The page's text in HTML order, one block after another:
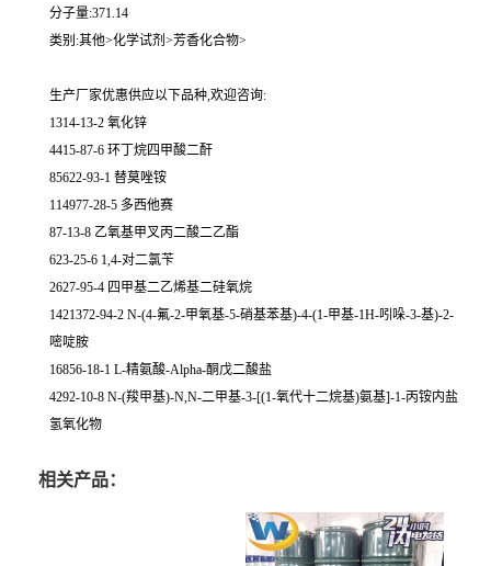
分子量:371.14
类别:其他>化学试剂>芳香化合物>
生产厂家优惠供应以下品种,欢迎咨询:
1314-13-2 氧化锌
4415-87-6 环丁烷四甲酸二酐
85622-93-1 替莫唑铵
114977-28-5 多西他赛
87-13-8 乙氧基甲叉丙二酸二乙酯
623-25-6 1,4-对二氯苄
2627-95-4 四甲基二乙烯基二硅氧烷
1421372-94-2 N-(4-氟-2-甲氧基-5-硝基苯基)-4-(1-甲基-1H-吲哚-3-基)-2-
嘧啶胺
16856-18-1 L-精氨酸-Alpha-酮戊二酸盐
4292-10-8 N-(羧甲基)-N,N-二甲基-3-[(1-氧代十二烷基)氨基]-1-丙铵内盐
氢氧化物
相关产品：